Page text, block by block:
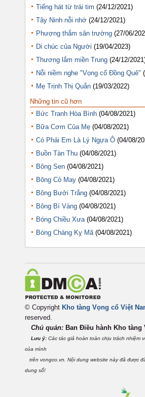
Tiếng hát từ trái tim (24/12/2021)
Tây Ninh nỗi nhớ (24/12/2021)
Phượng thắm sân trường (27/06/
Di chúc của Người (19/04/2023)
Thương lắm miền Trung (24/12/
Nỗi niềm nghe "Vọng cổ Đồng Quê"
Mẹ Trịnh Thị Quắn (19/03/2022)
Những tin cũ hơn
Bức Tranh Hòa Bình (04/08/2021)
Bữa Cơm Của Mẹ (04/08/2021)
Có Phải Em Là Lý Ngựa Ô (04/08/
Buồn Tàn Thu (04/08/2021)
Bông Sen (04/08/2021)
Bông Cỏ May (04/08/2021)
Bông Bưởi Trắng (04/08/2021)
Bông Bí Vàng (04/08/2021)
Bóng Chiều Xưa (04/08/2021)
Bóng Chàng Kỵ Mã (04/08/2021)
© Copyright Kho tàng Vọng cổ Việt
reserved.
Chủ quản: Ban Điều hành Kho tàng
Lưu ý: Các tác giả hoàn toàn chịu trách nhiệm
của mình
trên vongco.vn. Nội dung website này đã được
dung số!